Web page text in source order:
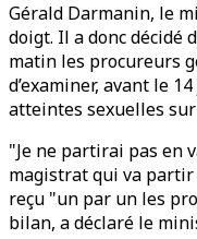
Gérald Darmanin, le
doigt. Il a donc décidé
matin les procureurs
d’examiner, avant le
atteintes sexuelles
"Je ne partirai pas en
magistrat qui va
reçu "un par un les
bilan, a déclaré le